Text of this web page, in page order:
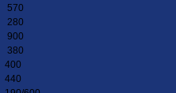
570
280
900
380
400
440